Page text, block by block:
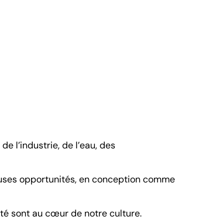
l’industrie, de l’eau, des
opportunités, en conception comme
sont au cœur de notre culture.